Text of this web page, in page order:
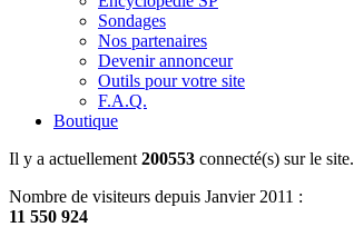
Sondages
Nos partenaires
Devenir annonceur
Outils pour votre site
F.A.Q.
Boutique
Il y a actuellement 200553 connecté(s) sur le site.
Nombre de visiteurs depuis Janvier 2011 :
11 550 924